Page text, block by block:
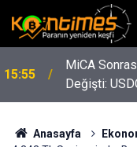
15:55
MiCA
Değişti:
Anasayfa